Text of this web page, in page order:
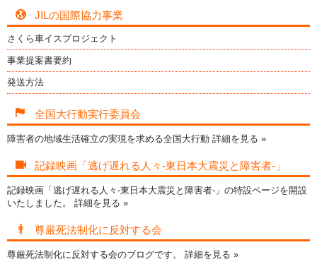
JILの国際協力事業
さくら車イスプロジェクト
事業提案書要約
発送方法
全国大行動実行委員会
障害者の地域生活確立の実現を求める全国大行動 詳細を見る »
記録映画「逃げ遅れる人々-東日本大震災と障害者-」
記録映画「逃げ遅れる人々-東日本大震災と障害者-」の特設ページを開設
いたしました。 詳細を見る »
尊厳死法制化に反対する会
尊厳死法制化に反対する会のブログです。 詳細を見る »